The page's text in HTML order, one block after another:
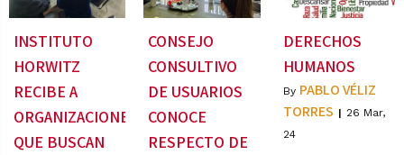
INSTITUTO
HORWITZ
RECIBE A
ORGANIZACIONES
QUE BUSCAN
CONSEJO
CONSULTIVO
DE USUARIOS
CONOCE
RESPECTO DE
DERECHOS
HUMANOS
By PABLO VÉLIZ
TORRES | 26 Mar,
24